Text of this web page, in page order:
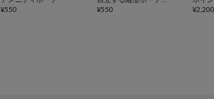
¥550
¥550 ¥